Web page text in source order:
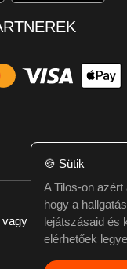
vagy kérdésed van itt
🍪 Sütik
A Tilos-on azért
hogy a
lejátszásaid és
elérhetőek